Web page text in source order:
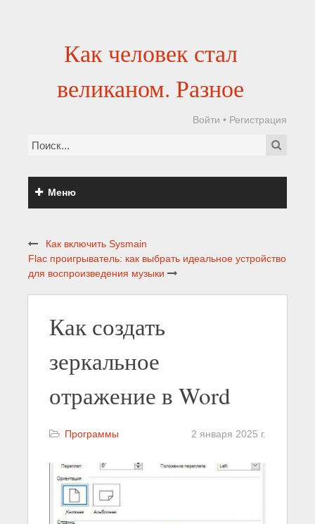
Как человек стал
великаном. Разное
Войти • Регистрация
Меню
Как включить Sysmain
Flac проигрыватель: как выбрать идеальное устройство
для воспроизведения музыки
Как создать
зеркальное
отражение в Word
Программы 2 января 2025 г.